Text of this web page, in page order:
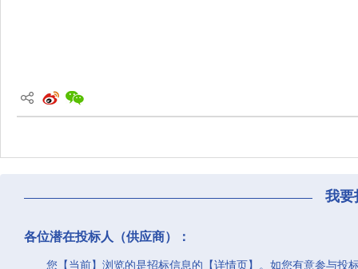
我要
各位潜在投标人（供应商）：
您【当前】浏览的是招标信息的【详情页】。如您有意参与投